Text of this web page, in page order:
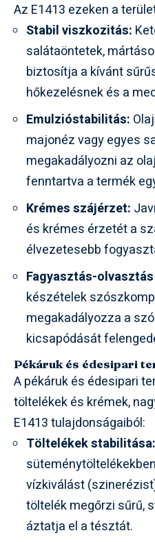
Az E1413 ezeken a
Stabil viszkozitás:
salátaöntetek,
biztosítja a kívánt
hőkezelésnek és a
Emulzióstabilitás:
majonéz vagy egyes
megakadályozni az
fenntartva a termék
Krémes szájérzet:
és krémes érzetét a
élvezetesebb
Fagyasztás-
készételek
megakadályozza a
kicsapódását
Pékáruk és édesipari
A pékáruk és édesipari
töltelékek és krémek,
E1413 tulajdonságaiból:
Töltelékek stabilitása:
vízkiválást
töltelék megőrzi sűrű,
áztatja el a tésztát.